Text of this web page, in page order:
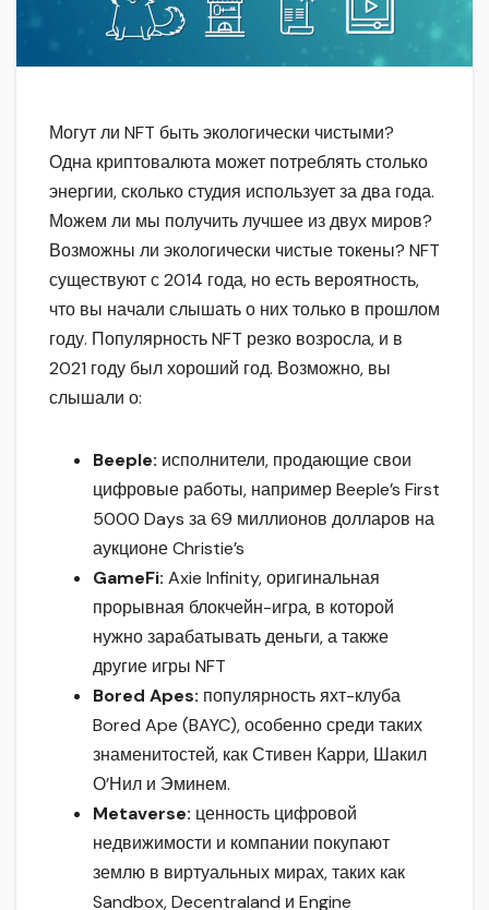
Могут ли NFT быть экологически чистыми?
Одна криптовалюта может потреблять столько
энергии, сколько студия использует за два года.
Можем ли мы получить лучшее из двух миров?
Возможны ли экологически чистые токены? NFT
существуют с 2014 года, но есть вероятность,
что вы начали слышать о них только в прошлом
году. Популярность NFT резко возросла, и в
2021 году был хороший год. Возможно, вы
слышали о:
Beeple: исполнители, продающие свои
цифровые работы, например Beeple’s First
5000 Days за 69 миллионов долларов на
аукционе Christie’s
GameFi: Axie Infinity, оригинальная
прорывная блокчейн-игра, в которой
нужно зарабатывать деньги, а также
другие игры NFT
Bored Apes: популярность яхт-клуба
Bored Ape (BAYC), особенно среди таких
знаменитостей, как Стивен Карри, Шакил
О’Нил и Эминем.
Metaverse: ценность цифровой
недвижимости и компании покупают
землю в виртуальных мирах, таких как
Sandbox, Decentraland и Engine